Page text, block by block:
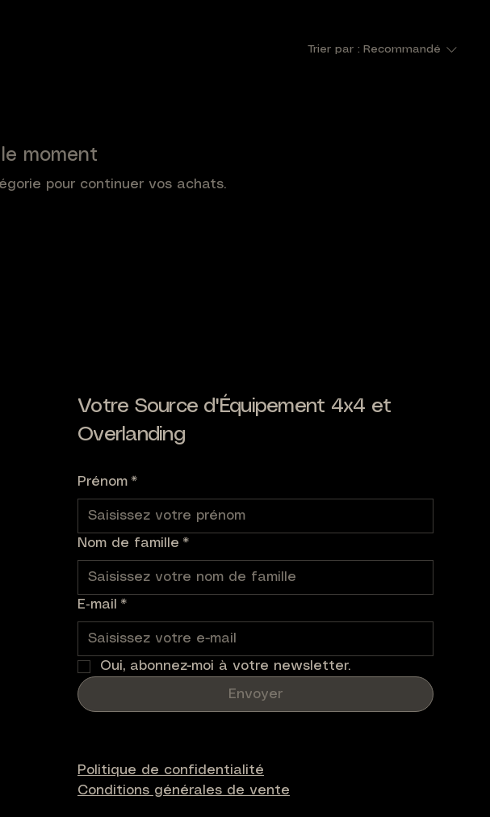
Trier par : Recommandé
moment
pour continuer vos achats.
Votre Source d'Équipement 4x4 et
Overlanding
Prénom *
Nom de famille *
E‑mail *
Oui, abonnez-moi à votre newsletter.
Envoyer
Politique de confidentialité
Conditions générales de vente